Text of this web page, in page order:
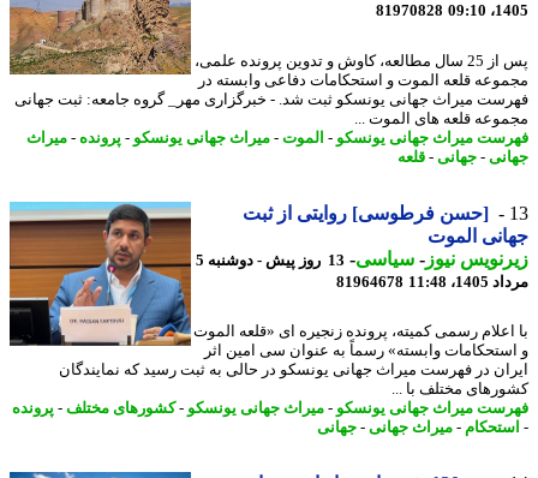
81970828
پس از 25 سال مطالعه، کاوش و تدوین پرونده علمی،
قلعه الموت و استحکامات دفاعی وابسته در
میراث جهانی یونسکو ثبت شد. - خبرگزاری مهر_ گروه جامعه: ثبت جهانی
قلعه های الموت ...
میراث جهانی یونسکو-الموت-میراث جهانی یونسکو-پرونده -میراث
-جهانی-قلعه
[حسن فرطوسی] روایتی از ثبت
الموت
نیوز-سیاسی-
13 روز پیش - دوشنبه 5
11:48
81964678
رسمی کمیته، پرونده زنجیره ای «قلعه الموت
وابسته» رسماً به عنوان سی امین اثر
در فهرست میراث جهانی یونسکو در حالی به ثبت رسید که نمایندگان
مختلف با ...
میراث جهانی یونسکو-میراث جهانی یونسکو-کشورهای مختلف-پرونده
-میراث جهانی-جهانی